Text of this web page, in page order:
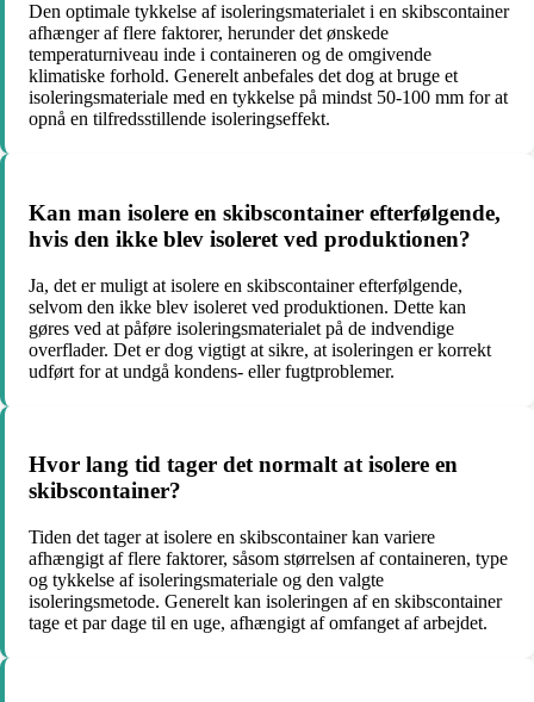
Den optimale tykkelse af isoleringsmaterialet i en skibscontainer
afhænger af flere faktorer, herunder det ønskede
temperaturniveau inde i containeren og de omgivende
klimatiske forhold. Generelt anbefales det dog at bruge et
isoleringsmateriale med en tykkelse på mindst 50-100 mm for at
opnå en tilfredsstillende isoleringseffekt.
Kan man isolere en skibscontainer efterfølgende,
hvis den ikke blev isoleret ved produktionen?
Ja, det er muligt at isolere en skibscontainer efterfølgende,
selvom den ikke blev isoleret ved produktionen. Dette kan
gøres ved at påføre isoleringsmaterialet på de indvendige
overflader. Det er dog vigtigt at sikre, at isoleringen er korrekt
udført for at undgå kondens- eller fugtproblemer.
Hvor lang tid tager det normalt at isolere en
skibscontainer?
Tiden det tager at isolere en skibscontainer kan variere
afhængigt af flere faktorer, såsom størrelsen af containeren, type
og tykkelse af isoleringsmateriale og den valgte
isoleringsmetode. Generelt kan isoleringen af en skibscontainer
tage et par dage til en uge, afhængigt af omfanget af arbejdet.